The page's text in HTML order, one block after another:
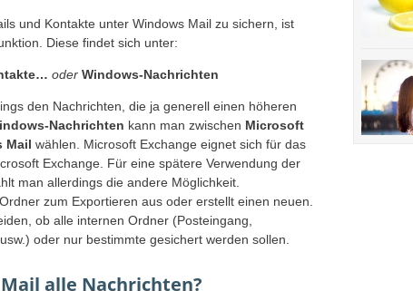
und Kontakte unter Windows Mail zu sichern, ist
Diese findet sich unter:
oder Windows-Nachrichten
den Nachrichten, die ja generell einen höheren
Nachrichten kann man zwischen Microsoft
Mail wählen. Microsoft Exchange eignet sich für das
Exchange. Für eine spätere Verwendung der
man allerdings die andere Möglichkeit.
zum Exportieren aus oder erstellt einen neuen.
ob alle internen Ordner (Posteingang,
oder nur bestimmte gesichert werden sollen.
alle Nachrichten?